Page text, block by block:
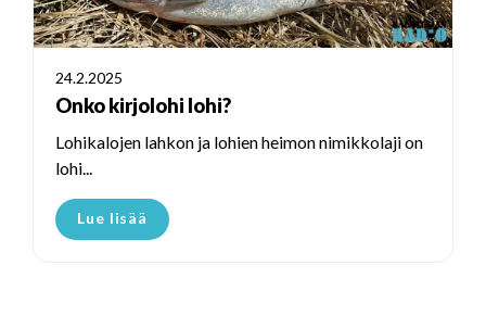
24.2.2025
Onko kirjolohi lohi?
Lohikalojen lahkon ja lohien heimon nimikkolaji on
lohi...
Lue lisää